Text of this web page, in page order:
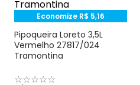
Economize R$ 5,16
Pipoqueira Loreto 3,5L
Vermelho 27817/024
Tramontina
☆☆☆☆☆